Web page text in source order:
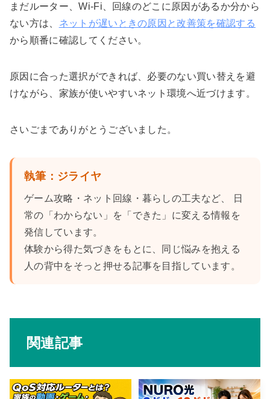
まだルーター、Wi-Fi、回線のどこに原因があるか分から
ない方は、 ネットが遅いときの原因と改善策を確認する
から順番に確認してください。
原因に合った選択ができれば、必要のない買い替えを避
けながら、家族が使いやすいネット環境へ近づけます。
さいごまでありがとうございました。
執筆：ジライヤ
ゲーム攻略・ネット回線・暮らしの工夫など、 日
常の「わからない」を「できた」に変える情報を
発信しています。
体験から得た気づきをもとに、同じ悩みを抱える
人の背中をそっと押せる記事を目指しています。
関連記事